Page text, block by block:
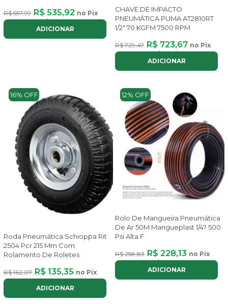
R$ 557,99 R$ 535,92 no Pix
ou até6xdeR$ 104,53com juros
ADICIONAR
CHAVE DE IMPACTO
PNEUMÁTICA PUMA AT2810RT
1/2" 70 KGFM 7500 RPM
R$ 729,47 R$ 723,67 no Pix
ou até
com juros
ADICIONAR
16% OFF
Roda Pneumática Schioppa Rit
2504 Pcr 215 Mm Com
Rolamento De Roletes
R$ 162,07 R$ 135,35 no Pix
ADICIONAR
12% OFF
Rolo De Mangueira Pneumática
De Ar 50M Mangueplast 1/4? 500
Psi Alta F
R$ 258,83 R$ 228,13 no Pix
ou até
ADICIONAR